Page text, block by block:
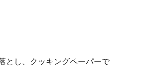
とし、クッキングペーパーで